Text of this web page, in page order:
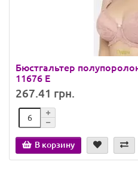
Бюстгальтер
11676 E
267.41 грн.
В корзину